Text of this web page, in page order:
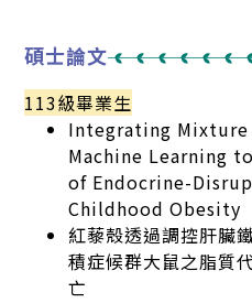
碩士論文
113級畢業生
Integrating Mixture
Machine Learning
of Endocrine-
Childhood Obesity
紅藜殼透過調控肝臟
積症候群大鼠之脂質
亡